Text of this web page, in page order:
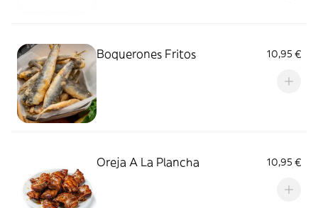
Boquerones Fritos 10,95 €
Oreja A La Plancha 10,95 €